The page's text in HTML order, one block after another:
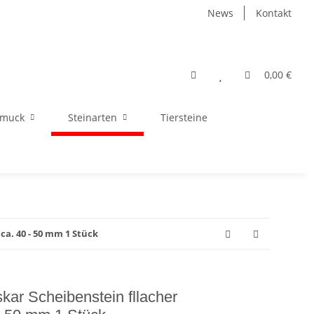
News Kontakt
0,00 €
Steinarten Tiersteine
40 - 50 mm 1 Stück
Scheibenstein fllacher